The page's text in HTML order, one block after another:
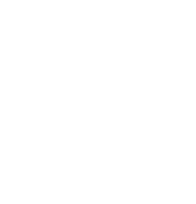
de navigation, Pneus été,